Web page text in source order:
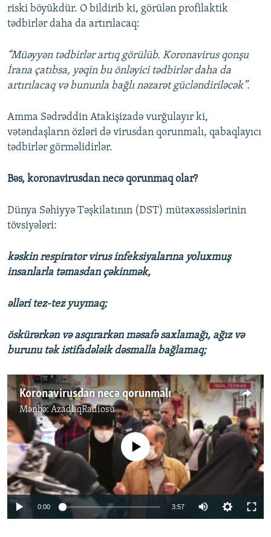
riski böyükdür. O bildirib ki, görülən profilaktik
tədbirlər daha da artırılacaq:
“Müəyyən tədbirlər artıq görülüb. Koronavirus qonşu
İrana çatıbsa, yəqin bu önləyici tədbirlər daha da
artırılacaq və bununla bağlı nəzarət gücləndiriləcək”.
Amma Sədrəddin Atakişizadə vurğulayır ki,
vətəndaşların özləri də virusdan qorunmalı, qabaqlayıcı
tədbirlər görməlidirlər.
Bəs, koronavirusdan necə qorunmaq olar?
Dünya Səhiyyə Təşkilatının (DST) mütəxəssislərinin
tövsiyələri:
kəskin respirator virus infeksiyalarına yoluxmuş
insanlarla təmasdan çəkinmək,
əlləri tez-tez yuymaq;
öskürərkən və asqırarkən məsafə saxlamağı, ağız və
burunu tək istifadələik dəsmalla bağlamaq;
Koronavirusdan necə qorunmalı
Mənbə:AzadlıqRadiosu
No media source currently available
0:00 3:57